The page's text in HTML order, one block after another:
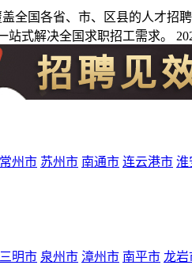
盖全国各省、市、区县的人才
站式解决全国求职招工需求。
常州市 苏州市 南通市 连云港市 淮
三明市 泉州市 漳州市 南平市 龙岩